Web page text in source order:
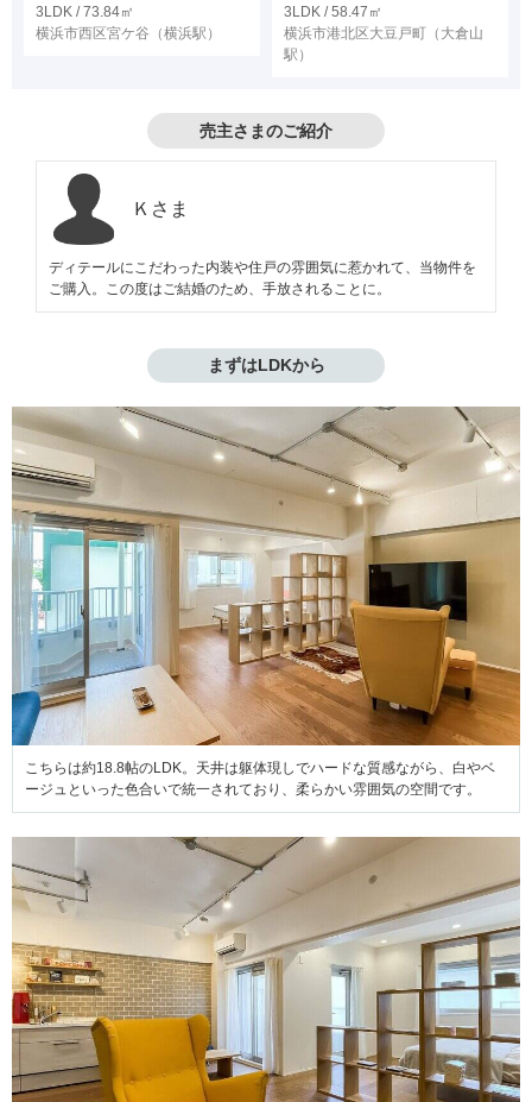
3LDK / 73.84㎡
横浜市西区宮ケ谷 （横浜駅）
3LDK / 58.47㎡
横浜市港北区大豆戸町 （大倉山
駅）
売主さまのご紹介
Ｋさま
ディテールにこだわった内装や住戸の雰囲気に惹かれて、当物件を
ご購入。この度はご結婚のため、手放されることに。
まずはLDKから
こちらは約18.8帖のLDK。天井は躯体現しでハードな質感ながら、白やベ
ージュといった色合いで統一されており、柔らかい雰囲気の空間です。